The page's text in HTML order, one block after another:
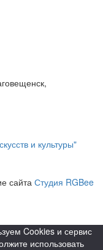
и культуры"
сайта Студия RGBee
Cookies и сервис
использовать